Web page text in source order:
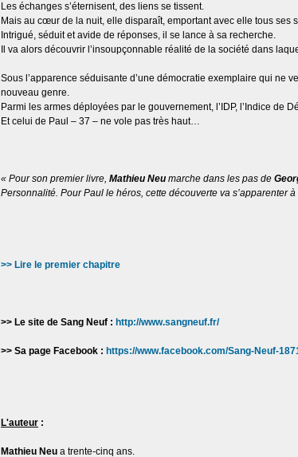
Les échanges s’éternisent, des liens se tissent.
Mais au cœur de la nuit, elle disparaît, emportant avec elle tous ses
Intrigué, séduit et avide de réponses, il se lance à sa recherche.
Il va alors découvrir l’insoupçonnable réalité de la société dans
Sous l’apparence séduisante d’une démocratie exemplaire qui ne
nouveau genre.
Parmi les armes déployées par le gouvernement, l’IDP, l’Indice de
Et celui de Paul – 37 – ne vole pas très haut…
« Pour son premier livre, Mathieu Neu marche dans les pas de
Personnalité. Pour Paul le héros, cette découverte va
>> Lire le premier chapitre
>> Le site de Sang Neuf : http://www.sangneuf.fr/
>> Sa page Facebook : https://www.facebook.com/Sang-Neuf-
L'auteur :
Mathieu Neu a trente-cinq ans.